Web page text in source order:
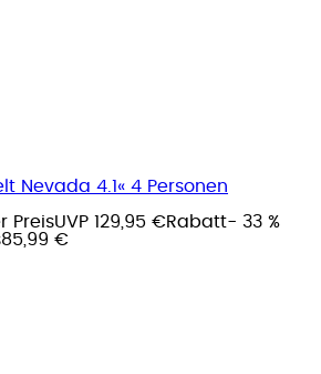
Nevada 4.1« 4 Personen
PreisUVP 129,95 €Rabatt- 33 %
85,99 €